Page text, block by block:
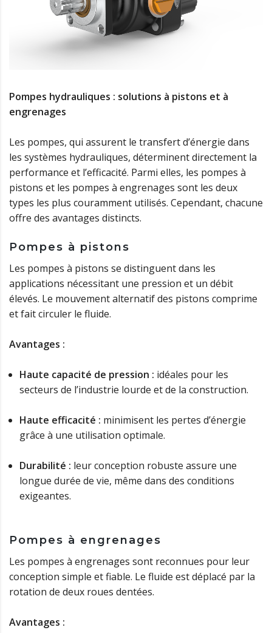
Pompes hydrauliques : solutions à pistons et à
engrenages
Les pompes, qui assurent le transfert d’énergie dans
les systèmes hydrauliques, déterminent directement la
performance et l’efficacité. Parmi elles, les pompes à
pistons et les pompes à engrenages sont les deux
types les plus couramment utilisés. Cependant, chacune
offre des avantages distincts.
Pompes à pistons
Les pompes à pistons se distinguent dans les
applications nécessitant une pression et un débit
élevés. Le mouvement alternatif des pistons comprime
et fait circuler le fluide.
Avantages :
Haute capacité de pression : idéales pour les
secteurs de l’industrie lourde et de la construction.
Haute efficacité : minimisent les pertes d’énergie
grâce à une utilisation optimale.
Durabilité : leur conception robuste assure une
longue durée de vie, même dans des conditions
exigeantes.
Pompes à engrenages
Les pompes à engrenages sont reconnues pour leur
conception simple et fiable. Le fluide est déplacé par la
rotation de deux roues dentées.
Avantages :